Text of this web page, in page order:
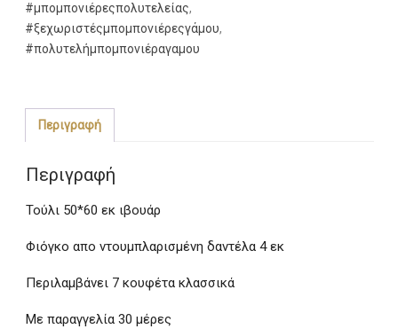
ποσότητα
#μπομπονιέρεςπολυτελείας,
#ξεχωριστέςμπομπονιέρεςγάμου,
#πολυτελήμπομπονιέραγαμου
Περιγραφή
Περιγραφή
Τούλι 50*60 εκ ιβουάρ
Φιόγκο απο ντουμπλαρισμένη δαντέλα 4 εκ
Περιλαμβάνει 7 κουφέτα κλασσικά
Με παραγγελία 30 μέρες